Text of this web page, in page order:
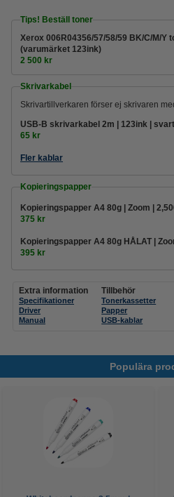
Tips! Beställ toner
Xerox 006R04356/57/58/59 BK/C/M/Y
(varumärket 123ink)
2 500 kr
Skrivarkabel
Skrivartillverkaren förser ej skrivaren
USB-B skrivarkabel 2m | 123ink | svart
65 kr
Fler kablar
Kopieringspapper
Kopieringspapper A4 80g | Zoom |
375 kr
Kopieringspapper A4 80g HÅLAT |
395 kr
Extra information
Specifikationer
Driver
Manual
Tillbehör
Tonerkassetter
Papper
USB-kablar
Populära